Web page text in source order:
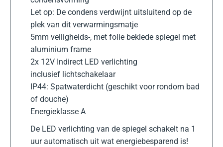
Let op: De condens verdwijnt uitsluitend op de
plek van dit verwarmingsmatje
5mm veiligheids-, met folie beklede spiegel met
aluminium frame
2x 12V Indirect LED verlichting
inclusief lichtschakelaar
IP44: Spatwaterdicht (geschikt voor rondom bad
of douche)
Energieklasse A
De LED verlichting van de spiegel schakelt na 1
uur automatisch uit wat energiebesparend is!